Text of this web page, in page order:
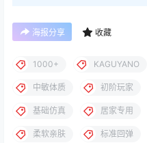
海报分享 收藏
1000+ KAGUYANO
中敏体质 初阶玩家
基础仿真 居家专用
柔软亲肤 标准回弹